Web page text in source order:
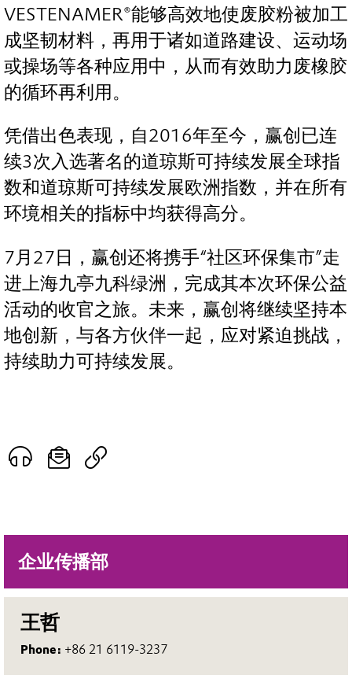
企业传播部
王哲
Phone: +86 21 6119-3237
VESTENAMER®能够高效地使废胶粉被加工
成坚韧材料，再用于诸如道路建设、运动场
或操场等各种应用中，从而有效助力废橡胶
的循环再利用。
凭借出色表现，自2016年至今，赢创已连
续3次入选著名的道琼斯可持续发展全球指
数和道琼斯可持续发展欧洲指数，并在所有
环境相关的指标中均获得高分。
7月27日，赢创还将携手“社区环保集市”走
进上海九亭九科绿洲，完成其本次环保公益
活动的收官之旅。未来，赢创将继续坚持本
地创新，与各方伙伴一起，应对紧迫挑战，
持续助力可持续发展。